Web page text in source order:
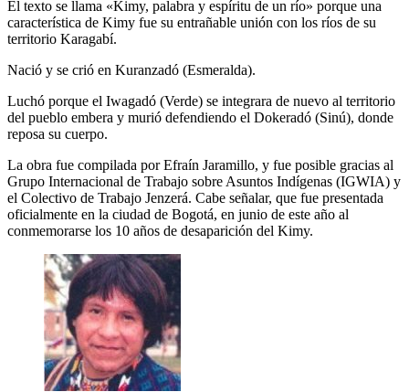
El texto se llama «Kimy, palabra y espíritu de un río» porque una
característica de Kimy fue su entrañable unión con los ríos de su
territorio Karagabí.
Nació y se crió en Kuranzadó (Esmeralda).
Luchó porque el Iwagadó (Verde) se integrara de nuevo al territorio
del pueblo embera y murió defendiendo el Dokeradó (Sinú), donde
reposa su cuerpo.
La obra fue compilada por Efraín Jaramillo, y fue posible gracias al
Grupo Internacional de Trabajo sobre Asuntos Indígenas (IGWIA) y
el Colectivo de Trabajo Jenzerá. Cabe señalar, que fue presentada
oficialmente en la ciudad de Bogotá, en junio de este año al
conmemorarse los 10 años de desaparición del Kimy.